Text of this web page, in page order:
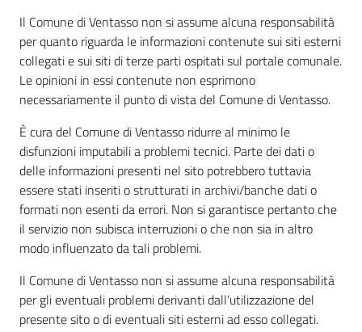
Il Comune di Ventasso non si assume alcuna responsabilità
per quanto riguarda le informazioni contenute sui siti esterni
collegati e sui siti di terze parti ospitati sul portale comunale.
Le opinioni in essi contenute non esprimono
necessariamente il punto di vista del Comune di Ventasso.
È cura del Comune di Ventasso ridurre al minimo le
disfunzioni imputabili a problemi tecnici. Parte dei dati o
delle informazioni presenti nel sito potrebbero tuttavia
essere stati inseriti o strutturati in archivi/banche dati o
formati non esenti da errori. Non si garantisce pertanto che
il servizio non subisca interruzioni o che non sia in altro
modo influenzato da tali problemi.
Il Comune di Ventasso non si assume alcuna responsabilità
per gli eventuali problemi derivanti dall’utilizzazione del
presente sito o di eventuali siti esterni ad esso collegati.